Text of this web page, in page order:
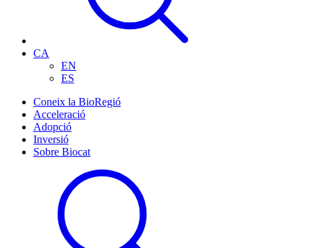
CA
EN
ES
Coneix la BioRegió
Acceleració
Adopció
Inversió
Sobre Biocat